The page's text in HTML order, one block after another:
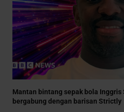
Mantan bintang sepak bola
bergabung dengan barisan Strictly